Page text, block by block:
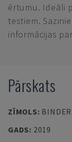
ērtumu. Ideāli
testiem.
informācijas
Pārskats
ZĪMOLS: BINDER
GADS: 2019